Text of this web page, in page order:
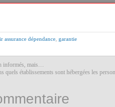
assurance dépendance garantie
informés, mais…
quels établissements sont hébergées les